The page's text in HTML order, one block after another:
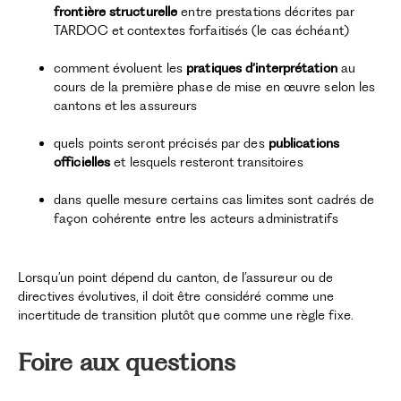
frontière structurelleentre prestations décrites par
TARDOC et contextes forfaitisés (le cas échéant)
comment évoluent les pratiques d’interprétationau
cours de la première phase de mise en œuvre selon les
cantons et les assureurs
quels points seront précisés par des publications
officielleset lesquels resteront transitoires
dans quelle mesure certains cas limites sont cadrés de
façon cohérente entre les acteurs administratifs
Lorsqu’un point dépend du canton, de l’assureur ou de
directives évolutives, il doit être considéré comme une
incertitude de transition plutôt que comme une règle fixe.
Foire aux questions